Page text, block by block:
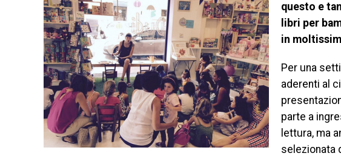
questo e
libri per
in
Per una
aderenti al
parte a
lettura, ma
selezionata